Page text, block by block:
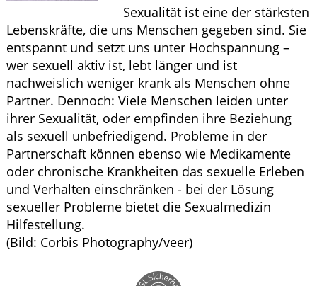
HOMÖOPATHIE
ELTERN UND KIND
Sexualität ist eine der stärksten
Lebenskräfte, die uns Menschen gegeben sind. Sie
entspannt und setzt uns unter Hochspannung –
wer sexuell aktiv ist, lebt länger und ist
nachweislich weniger krank als Menschen ohne
Partner. Dennoch: Viele Menschen leiden unter
ihrer Sexualität, oder empfinden ihre Beziehung
als sexuell unbefriedigend. Probleme in der
Partnerschaft können ebenso wie Medikamente
oder chronische Krankheiten das sexuelle Erleben
und Verhalten einschränken - bei der Lösung
sexueller Probleme bietet die Sexualmedizin
Hilfestellung.
(Bild: Corbis Photography/veer)